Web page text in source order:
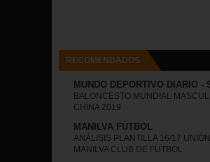
RECOMENDADOS
MUNDO DEPORTIVO DIARIO -
BALONCESTO MUNDIAL
CHINA 2019
MANILVA FÚTBOL
ANÁLISIS PLANTILLA 16/17 UNIÓN
MANILVA CLUB DE FÚTBOL